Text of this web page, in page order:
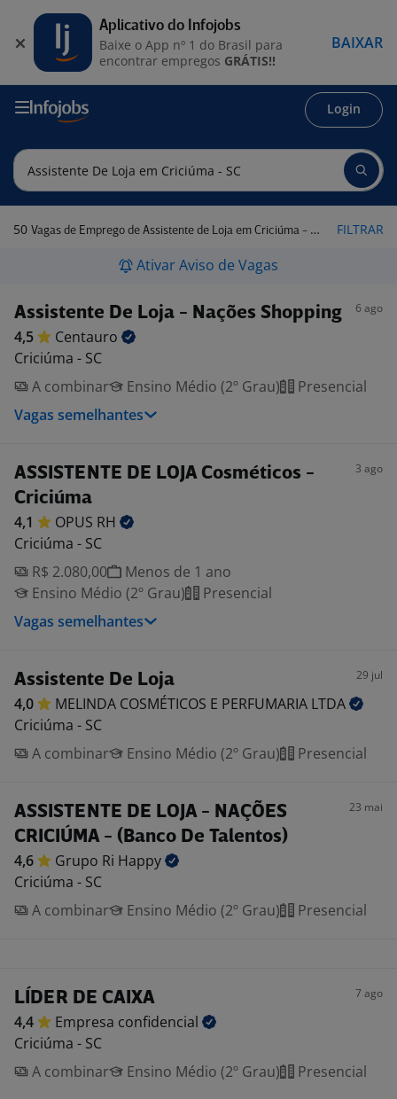
Login
50 Vagas de Emprego de Assistente de Loja em Criciúma - SC FILTRAR
Ativar Aviso de Vagas
Assistente De Loja - Nações Shopping 6 ago
4,5
Centauro
Criciúma - SC
A combinar
Ensino Médio (2º Grau)
Presencial
Vagas semelhantes
ASSISTENTE DE LOJA Cosméticos -
Criciúma
3 ago
4,1 OPUS RH
Criciúma - SC
R$ 2.080,00
Menos de 1 ano
Ensino Médio (2º Grau)
Presencial
Vagas semelhantes
Assistente De Loja 29 jul
4,0 MELINDA COSMÉTICOS E PERFUMARIA LTDA
Criciúma - SC
A combinar
Ensino Médio (2º Grau) Presencial
ASSISTENTE DE LOJA - NAÇÕES
CRICIÚMA - (Banco De Talentos)
23 mai
4,6 Grupo Ri Happy
Criciúma - SC
A combinar
Ensino Médio (2º Grau) Presencial
LÍDER DE CAIXA 7 ago
4,4 Empresa confidencial
Criciúma - SC
A combinar
Ensino Médio (2º Grau) Presencial
Aplicativo do Infojobs
Baixe o App nº 1 do Brasil para
encontrar empregos GRÁTIS!!
BAIXAR